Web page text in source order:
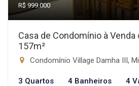
R$ 999.000
Casa de Condomínio à
157m²
Condomínio Village Damha III,
3 Quartos 4 Banheiros 4